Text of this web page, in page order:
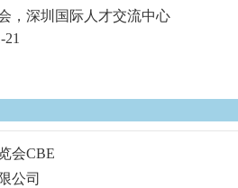
，深圳国际人才交流中心
21
会CBE
公司